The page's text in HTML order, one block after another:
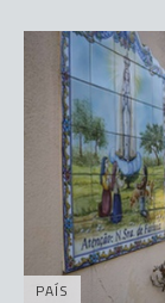
PAÍS